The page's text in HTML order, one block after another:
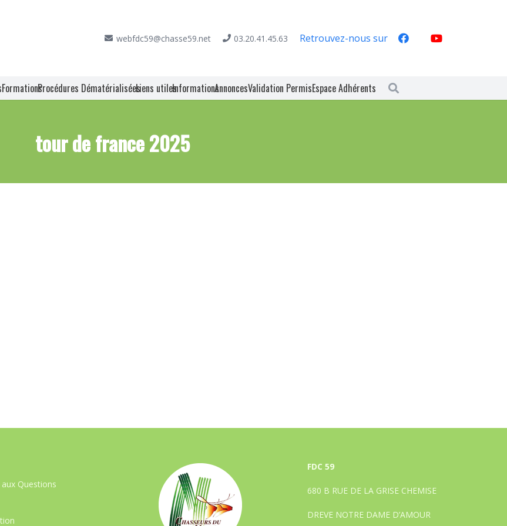
webfdc59@chasse59.net 03.20.41.45.63 Retrouvez-nous sur
FormationsProcédures DématérialiséesLiens utilesInformationsAnnoncesValidation PermisEspace Adhérents
tour de france 2025
Questions
FDC 59
680 B RUE DE LA GRISE CHEMISE
DREVE NOTRE DAME D’AMOUR